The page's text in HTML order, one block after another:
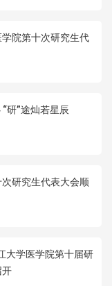
院第十次研究生代
研”途灿若星辰
研究生代表大会顺
大学医学院第十届研
开